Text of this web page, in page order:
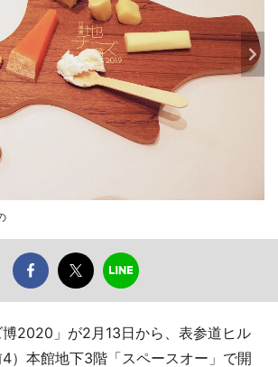
博2020」が2月13日から、表参道ヒル
）本館地下3階「スペースオー」で開